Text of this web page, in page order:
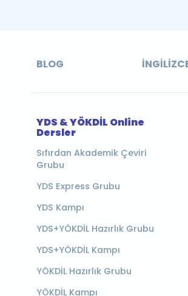
BLOG
YDS & YÖKDİL Online
Dersler
Sıfırdan Akademik Çeviri
Grubu
YDS Express Grubu
YDS Kampı
YDS+YÖKDİL Hazırlık Grubu
YDS+YÖKDİL Kampı
YÖKDİL Hazırlık Grubu
YÖKDİL Kampı